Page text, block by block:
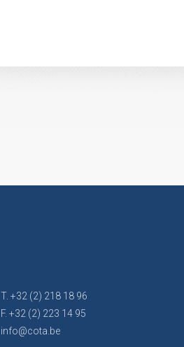
T. +32 (2) 218 18 96
F. +32 (2) 223 14 95
info@cota.be